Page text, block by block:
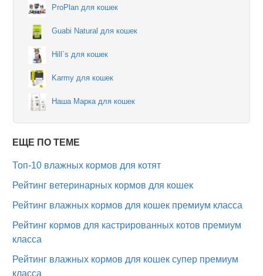
ProPlan для кошек
Guabi Natural для кошек
Hill`s для кошек
Karmy для кошек
Наша Марка для кошек
ЕЩЕ ПО ТЕМЕ
Топ-10 влажных кормов для котят
Рейтинг ветеринарных кормов для кошек
Рейтинг влажных кормов для кошек премиум класса
Рейтинг кормов для кастрированных котов премиум
класса
Рейтинг влажных кормов для кошек супер премиум
класса